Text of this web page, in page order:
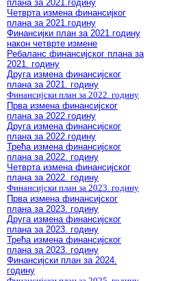
плана за 2021.годину
Четврта измена финансијког
плана за 2021.годину
Финансијки план за 2021.годину
након четврте измене
Ребаланс финансијског плана за
2021. годину
Друга измена финансијског
плана за 2021. годину
Финансијски план за 2022. годину
Прва измена финансијског
плана за 2022.годину
Друга измена финансијског
плана за 2022.годину
Трећа измена финансијског
плана за 2022. годину
Четврта измена финансијског
плана за 2022. годину
Финансијски план за 2023. годину
Прва измена финансијског
плана за 2023. годину
Друга измена финансијског
плана за 2023. годину
Трећа измена финансијског
плана за 2023. годину
Финансијски план за 2024.
годину